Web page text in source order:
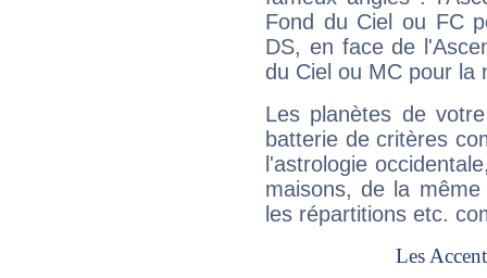
Fond du Ciel ou FC
DS, en face de
du Ciel ou MC pour la
Les planètes de
batterie de critères
l'astrologie
maisons, de la
les répartitions etc.